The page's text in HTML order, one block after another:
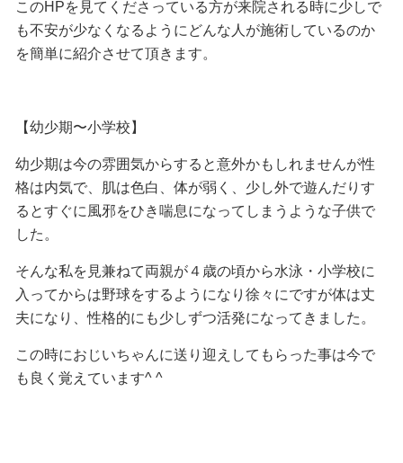
このHPを見てくださっている方が来院される時に少しで
も不安が少なくなるようにどんな人が施術しているのか
を簡単に紹介させて頂きます。
【幼少期〜小学校】
幼少期は今の雰囲気からすると意外かもしれませんが性
格は内気で、肌は色白、体が弱く、少し外で遊んだりす
るとすぐに風邪をひき喘息になってしまうような子供で
した。
そんな私を見兼ねて両親が４歳の頃から水泳・小学校に
入ってからは野球をするようになり徐々にですが体は丈
夫になり、性格的にも少しずつ活発になってきました。
この時におじいちゃんに送り迎えしてもらった事は今で
も良く覚えています^ ^